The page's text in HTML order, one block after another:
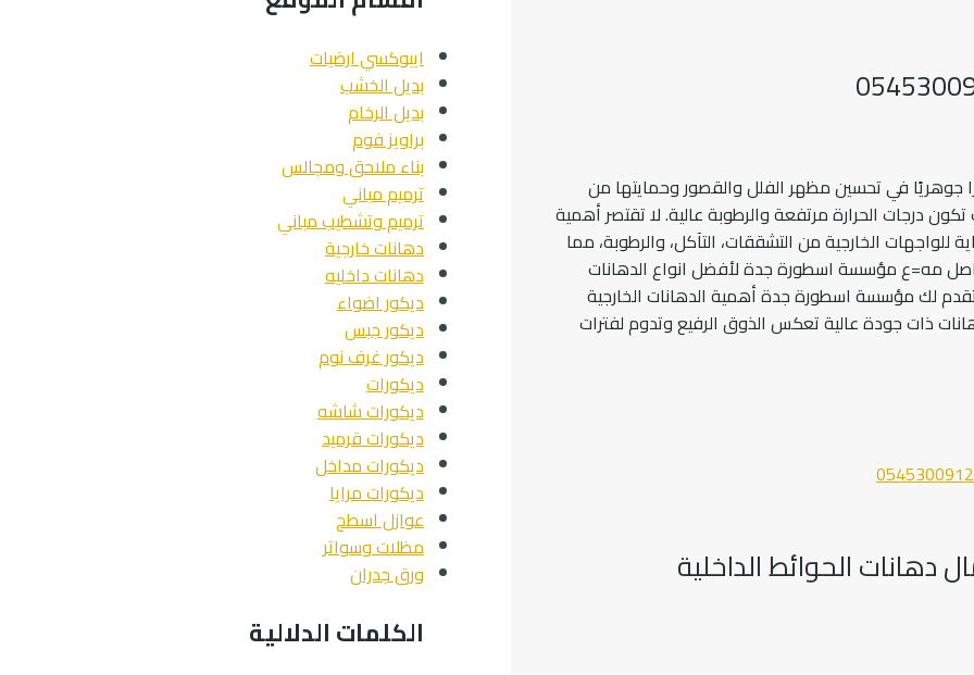
فلل وقصور خارجية بجدة 0545300912 دورًا جوهريًا في تحسين مظهر الفلل والقصور وحمايتها من
درجات الحرارة مرتفعة والرطوبة عالية. لا تقتصر أهمية
للواجهات الخارجية من التشققات، التآكل، والرطوبة، مما
مه=ع مؤسسة اسطورة جدة لأفضل انواع الدهانات
دهانات فلل وقصور خارجية بجدة 0545300912 تقدم لك مؤسسة اسطورة جدة أهمية الدهانات الخارجية
ذات جودة عالية تعكس الذوق الرفيع وتدوم لفترات
دهانات الحوائط الداخلية
ايبوكسي ارضيات
بديل الخشب
بديل الرخام
براويز فوم
بناء ملاحق ومجالس
ترميم مباني
ترميم وتشطيب مباني
دهانات خارجية
دهانات داخليه
ديكور اضواء
ديكور جبس
ديكور غرف نوم
ديكورات
ديكورات شاشه
ديكورات قرميد
ديكورات مداخل
ديكورات مرايا
عوازل اسطح
مظلات وسواتر
ورق جدران
الكلمات الدلالية